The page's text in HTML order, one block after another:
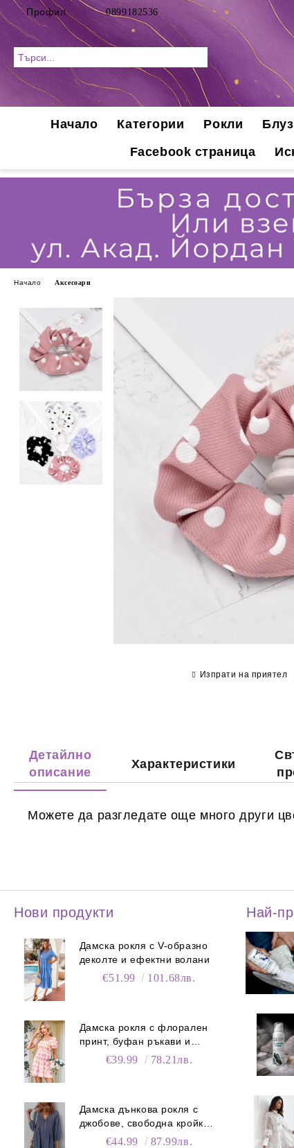
Профил 0899182536
Начало Категории Рокли
Facebook страница
Начало Аксесоари
Изпрати на приятел
Детайлно
описание
Характеристики
Можете да разгледате още много други
Нови продукти
Дамска рокля с V-образно
деколте и ефектни волани
€51.99 101.68лв.
Дамска рокля с флорален
принт, буфан ръкави и
джобове€39.99 78.21лв.
Дамска дънкова рокля с
джобове, свободна кройка и
V-образно деколте
€44.99 87.99лв.
Най-